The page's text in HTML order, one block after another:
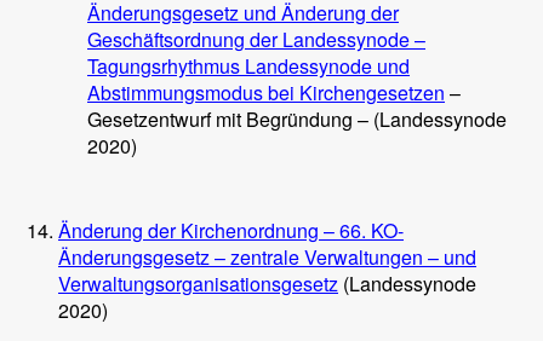
Änderungsgesetz und Änderung der
Geschäftsordnung der Landessynode –
Tagungsrhythmus Landessynode und
Abstimmungsmodus bei Kirchengesetzen –
Gesetzentwurf mit Begründung – (Landessynode
2020)
Änderung der Kirchenordnung – 66. KO-
Änderungsgesetz – zentrale Verwaltungen – und
Verwaltungsorganisationsgesetz (Landessynode
2020)